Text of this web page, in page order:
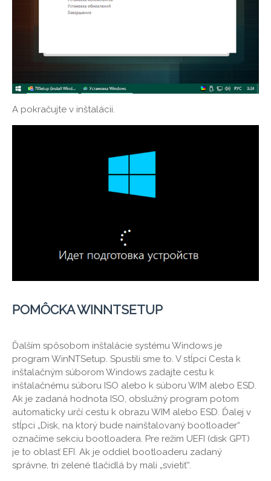
A pokračujte v inštalácii.
POMÔCKA WINNTSETUP
Ďalším spôsobom inštalácie systému Windows je
program WinNTSetup. Spustili sme to. V stĺpci Cesta k
inštalačným súborom Windows zadajte cestu k
inštalačnému súboru ISO alebo k súboru WIM alebo ESD.
Ak je zadaná hodnota ISO, obslužný program potom
automaticky určí cestu k obrazu WIM alebo ESD. Ďalej v
stĺpci „Disk, na ktorý bude nainštalovaný bootloader“
označíme sekciu bootloadera. Pre režim UEFI (disk GPT)
je to oblasť EFI. Ak je oddiel bootloaderu zadaný
správne, tri zelené tlačidlá by mali „svietiť“.